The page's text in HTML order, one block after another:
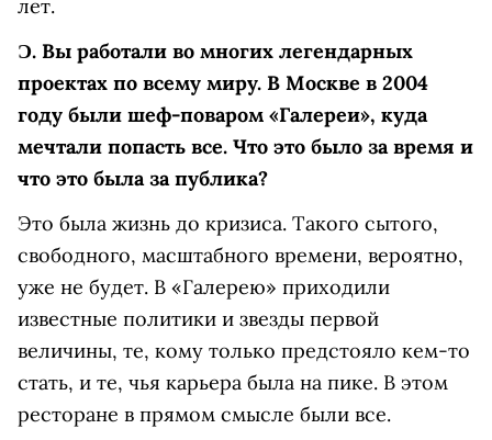
лет.
Ɔ. Вы работали во многих легендарных
проектах по всему миру. В Москве в 2004
году были шеф-поваром «Галереи», куда
мечтали попасть все. Что это было за время и
что это была за публика?
Это была жизнь до кризиса. Такого сытого,
свободного, масштабного времени, вероятно,
уже не будет. В «Галерею» приходили
известные политики и звезды первой
величины, те, кому только предстояло кем-то
стать, и те, чья карьера была на пике. В этом
ресторане в прямом смысле были все.